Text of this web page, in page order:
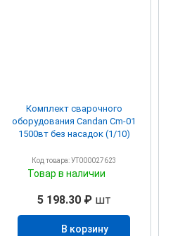
Комплект сварочного
оборудования Candan Cm-01
1500вт без насадок (1/10)
Код товара: УТ000027623
Товар в наличии
5 198.30 ₽шт
В корзину